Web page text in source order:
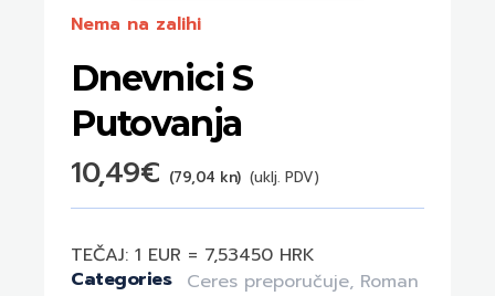
Dnevnici S
Putovanja
10,49€ (79,04 kn) (uklj. PDV)
Nema na zalihi
TEČAJ: 1 EUR = 7,53450 HRK
Categories
Ceres preporučuje, Roman